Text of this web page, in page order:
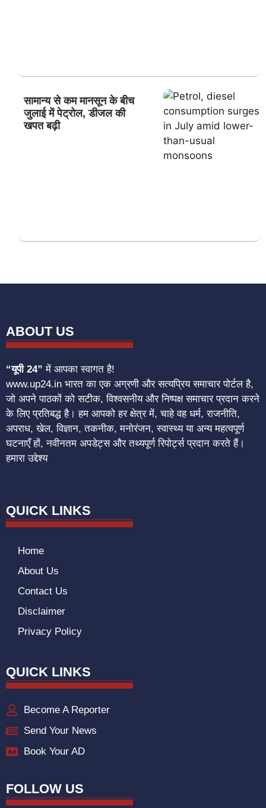
सामान्य से कम मानसून के बीच
जुलाई में पेट्रोल, डीजल की
खपत बढ़ी
ABOUT US
“यूपी 24” में आपका स्वागत है!
www.up24.in भारत का एक अग्रणी और सत्यप्रिय समाचार पोर्टल है,
जो अपने पाठकों को सटीक, विश्वसनीय और निष्पक्ष समाचार प्रदान करने
के लिए प्रतिबद्ध है। हम आपको हर क्षेत्र में, चाहे वह धर्म, राजनीति,
अपराध, खेल, विज्ञान, तकनीक, मनोरंजन, स्वास्थ्य या अन्य महत्वपूर्ण
घटनाएँ हों, नवीनतम अपडेट्स और तथ्यपूर्ण रिपोर्ट्स प्रदान करते हैं।
हमारा उद्देश्य
QUICK LINKS
Home
About Us
Contact Us
Disclaimer
Privacy Policy
QUICK LINKS
Become A Reporter
Send Your News
Book Your AD
FOLLOW US